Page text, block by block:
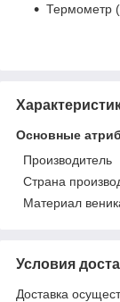
Термометр
Основные
Производитель
Страна
Материал
Условия
Доставка